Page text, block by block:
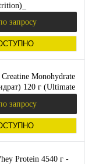
запросу
Monohydrate
120 г (Ultimate
запросу
Protein 4540 г -